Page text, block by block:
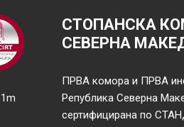
СТОПАНСКА
СЕВЕРНА
ПРВА комора и ПРВА
Република Северна
сертифицирана по